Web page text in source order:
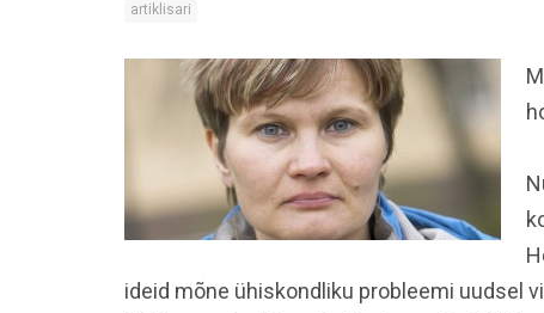
artiklisari
ideid mõne ühiskondliku probleemi uudsel